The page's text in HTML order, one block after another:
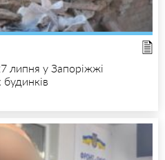
липня у Запоріжжі